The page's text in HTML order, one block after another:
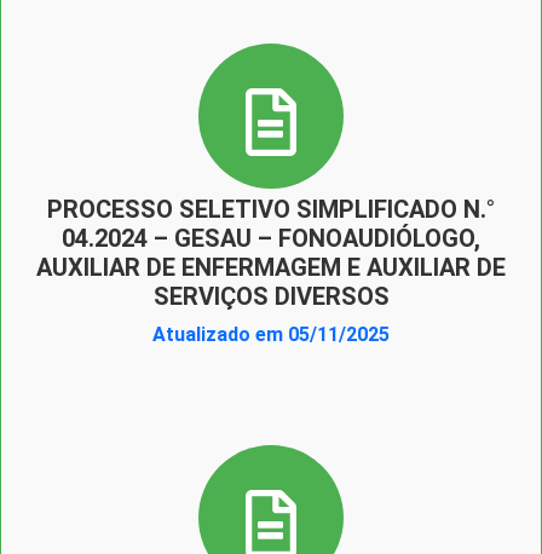
PROCESSO SELETIVO SIMPLIFICADO N.°
04.2024 – GESAU – FONOAUDIÓLOGO,
AUXILIAR DE ENFERMAGEM E AUXILIAR DE
SERVIÇOS DIVERSOS
Atualizado em 05/11/2025